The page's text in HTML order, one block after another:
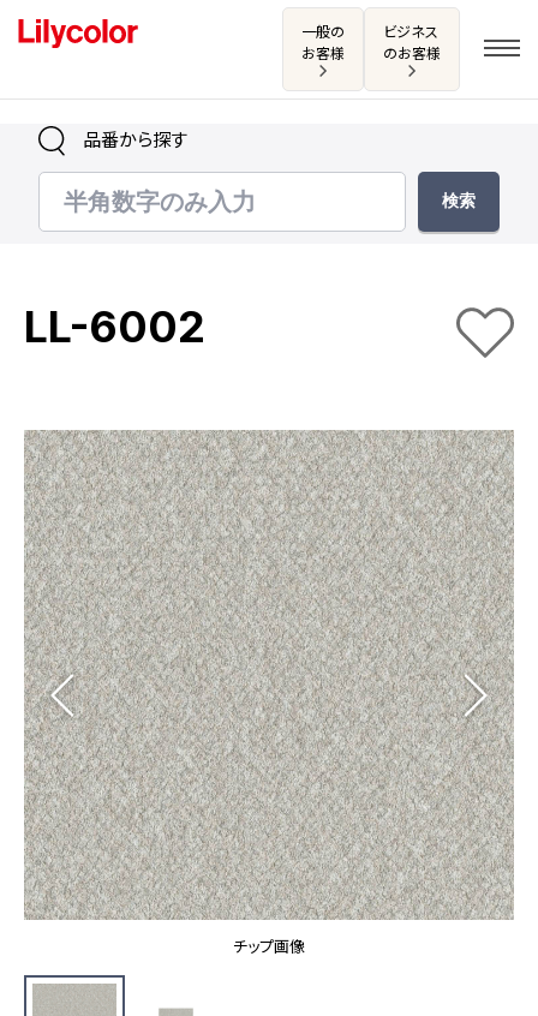
一般の
お客様
ビジネス
のお客様
ログイン・新規会員登録
お気に入り
商品を探す
商品を探す トップ
壁紙
カーテン
床材
ブランド・コレクション
Lilycolor Coordinate 着せ替えシミュレーション
カタログ一覧
カタログ一覧 トップ
壁紙
カーテン
床材
サステナブル商品
ノンワックス床タイル
壁紙機能性ガイド
施工事例
施工事例 トップ
医療・福祉施設
ホテル・オフィス・店舗
モデルハウス
新築戸建・マンション
#リリカラのある暮らし
リリカラノート
ショールーム
ショールーム トップ
東京ショールーム
大阪ショールーム
広島ショールーム
お客様サポート
お客様サポート トップ
画像ダウンロード
品番から探す
LL-6002
チップ画像